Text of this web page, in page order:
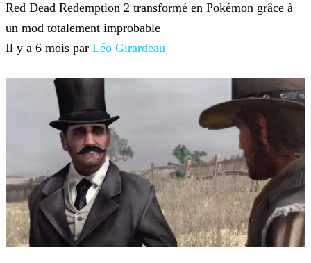
Red Dead Redemption 2 transformé en Pokémon grâce à
un mod totalement improbable
Il y a 6 mois par Léo Girardeau